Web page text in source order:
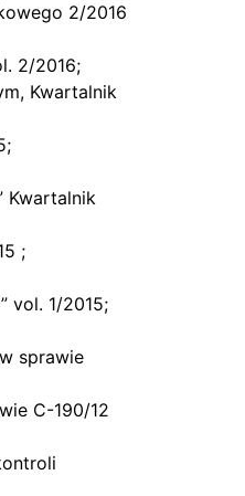
2/2016
2/2016;
Kwartalnik
Kwartalnik
;
vol. 1/2015;
sprawie
C-190/12